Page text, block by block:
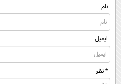
نام
ایمیل
* نظر